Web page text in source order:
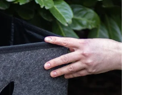
Doporučujeme